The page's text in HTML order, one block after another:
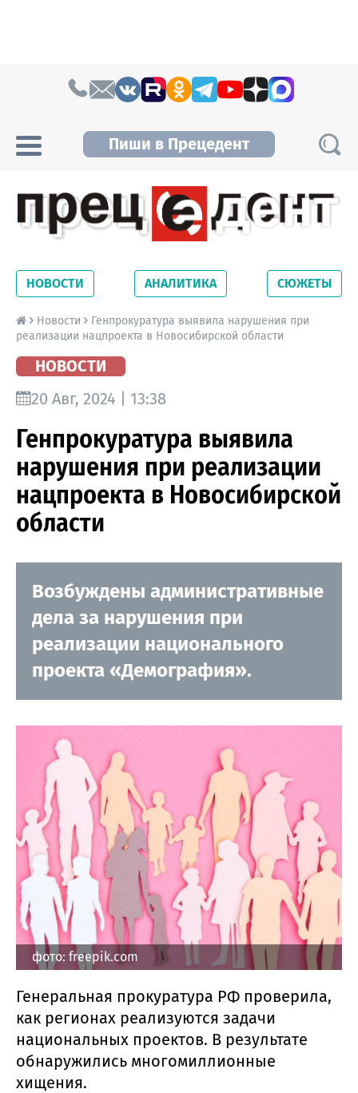
Пиши в Прецедент
Новосибирской области. Читайте свежие
новости на сайте сетевого издания
Precedent.
НОВОСТИ АНАЛИТИКА СЮЖЕТЫ
Новости
Генпрокуратура выявила нарушения при
реализации нацпроекта в Новосибирской области
НОВОСТИ
20 Авг, 2024 | 13:38
Генпрокуратура выявила
нарушения при реализации
нацпроекта в Новосибирской
области
Возбуждены административные
дела за нарушения при
реализации национального
проекта «Демография».
фото: freepik.com
Генеральная прокуратура РФ проверила,
как регионах реализуются задачи
национальных проектов. В результате
обнаружились многомиллионные
хищения.